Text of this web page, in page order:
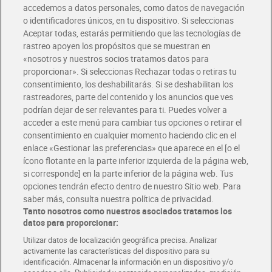
Envío gratis por compras superiores a 100€
Envío estandar por 4,99€
Glovo y Uber Eats
Solicita tu factura de Glovo o Uber Eats
Únete al CLUB Dia
Disfruta las ventajas y ofertas exclusivas.
Descárgate la APP Dia
Folletos y Tiendas
Descubre las mejores ofertas y busca tu tienda más cercana
Tarjeta MaX Dia
Te devuelve hasta 8€/mes de tus compras.
¡Solicita tu tarjeta de crédito aquí!
COMER MEJOR CADA DIA
accedemos a datos personales, como datos de navegación
o identificadores únicos, en tu dispositivo. Si seleccionas
Aceptar todas, estarás permitiendo que las tecnologías de
rastreo apoyen los propósitos que se muestran en
«nosotros y nuestros socios tratamos datos para
proporcionar». Si seleccionas Rechazar todas o retiras tu
consentimiento, los deshabilitarás. Si se deshabilitan los
rastreadores, parte del contenido y los anuncios que ves
podrían dejar de ser relevantes para ti. Puedes volver a
acceder a este menú para cambiar tus opciones o retirar el
consentimiento en cualquier momento haciendo clic en el
enlace «Gestionar las preferencias» que aparece en el [o el
ícono flotante en la parte inferior izquierda de la página web,
si corresponde] en la parte inferior de la página web. Tus
opciones tendrán efecto dentro de nuestro Sitio web. Para
saber más, consulta nuestra política de privacidad.
Tanto nosotros como nuestros asociados tratamos los
datos para proporcionar:
Utilizar datos de localización geográfica precisa. Analizar
activamente las características del dispositivo para su
identificación. Almacenar la información en un dispositivo y/o